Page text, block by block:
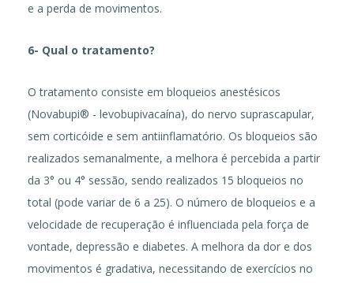
e a perda de movimentos.
6- Qual o tratamento?
O tratamento consiste em bloqueios anestésicos
(Novabupi® - levobupivacaína), do nervo suprascapular,
sem corticóide e sem antiinflamatório. Os bloqueios são
realizados semanalmente, a melhora é percebida a partir
da 3° ou 4° sessão, sendo realizados 15 bloqueios no
total (pode variar de 6 a 25). O número de bloqueios e a
velocidade de recuperação é influenciada pela força de
vontade, depressão e diabetes. A melhora da dor e dos
movimentos é gradativa, necessitando de exercícios no